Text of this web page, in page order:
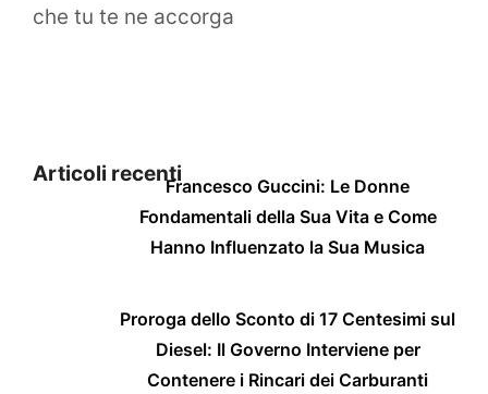
che tu te ne accorga
Articoli recentiFrancesco Guccini: Le Donne
Fondamentali della Sua Vita e Come
Hanno Influenzato la Sua Musica
Proroga dello Sconto di 17 Centesimi sul
Diesel: Il Governo Interviene per
Contenere i Rincari dei Carburanti